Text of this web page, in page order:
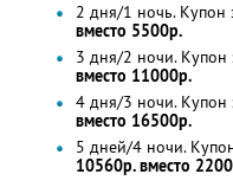
2 дня/1 ночь. Купон
вместо 5500р.
3 дня/2 ночи. Купон
вместо 11000р.
4 дня/3 ночи. Купон
вместо 16500р.
5 дней/4 ночи.
10560р. вместо